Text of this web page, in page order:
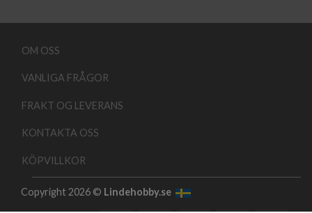
OM OSS
VANLIGA FRÅGOR
FRAKT OG LEVERANS
KONTAKTA OSS
KÖPVILLKOR
Copyright 2026 © Lindehobby.se